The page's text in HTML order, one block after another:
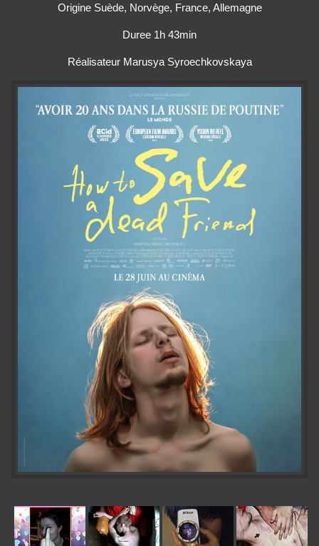
Origine Suède, Norvège, France, Allemagne
Duree 1h 43min
Réalisateur Marusya Syroechkovskaya